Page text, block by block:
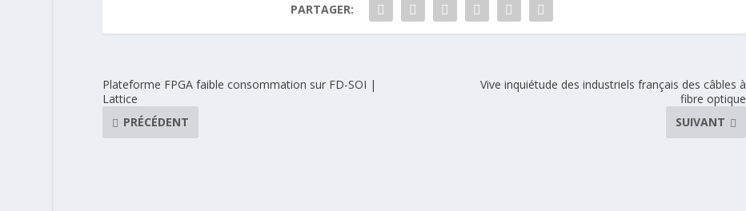
PARTAGER:
Plateforme FPGA faible consommation sur FD-SOI |
Lattice
PRÉCÉDENT
Vive inquiétude des industriels français des câbles à
fibre optique
SUIVANT